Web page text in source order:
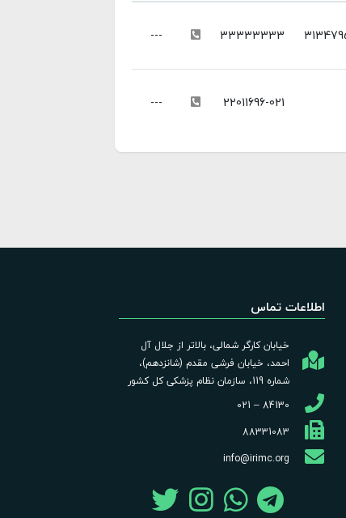
33333333
---
22011696-021
---
اطلاعات تماس
خیابان کارگر شمالی، بالاتر از جلال آل
احمد، خیابان فرشی مقدم (شانزدهم)،
شماره 119، سازمان نظام پزشکی کل کشور
84130 – 021
88331083
info@irimc.org